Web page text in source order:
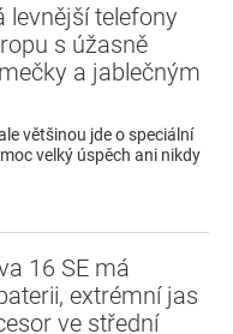
levnější telefony
s úžasně
a jablečným
většinou jde o speciální
velký úspěch ani nikdy
16 SE má
extrémní jas
ve střední